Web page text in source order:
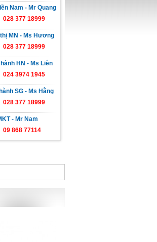
Nam - Mr Quang
028 377 18999
MN - Ms Hương
028 377 18999
HN - Ms Liên
024 3974 1945
SG - Ms Hằng
028 377 18999
- Mr Nam
09 868 77114